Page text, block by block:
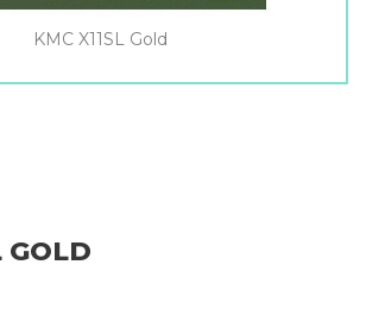
KMC X11SL Gold
GOLD